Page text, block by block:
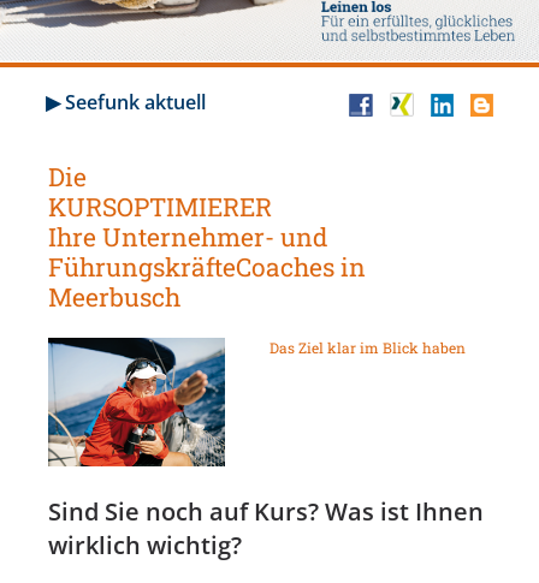
▶ Seefunk aktuell
Die
KURSOPTIMIERER
Ihre Unternehmer- und
FührungskräfteCoaches in
Meerbusch
Das Ziel klar im Blick haben
Sind Sie noch auf Kurs? Was ist Ihnen
wirklich wichtig?